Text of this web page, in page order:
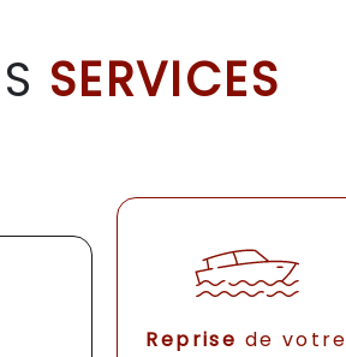
SERVICES
Reprise de votre